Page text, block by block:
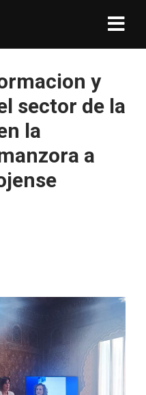
y
sector de la
la
a